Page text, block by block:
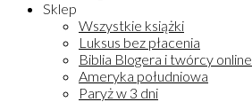
Sklep
Wszystkie książki
Luksus bez płacenia
Biblia Blogera i twórcy online
Ameryka południowa
Paryż w 3 dni